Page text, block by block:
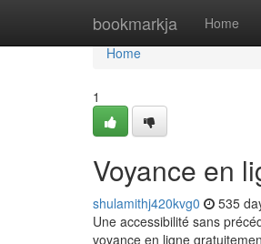
bookmarkja Home
Home
Home
1
Voyance en
shulamithj420kvg0 535
Une accessibilité sans
voyance en ligne